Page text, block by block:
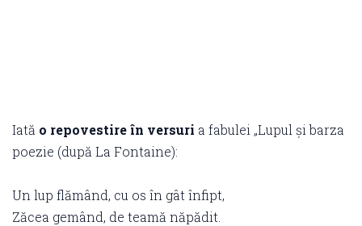
Iată o repovestire în versuri a fabulei „Lupul și barza
poezie (după La Fontaine):
Un lup flămând, cu os în gât înfipt,
Zăcea gemând, de teamă năpădit.